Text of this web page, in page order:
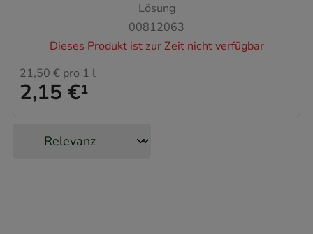
Lösung
00812063
Dieses Produkt ist zur Zeit nicht verfügbar
2,15 €¹
21,50 € pro 1 l